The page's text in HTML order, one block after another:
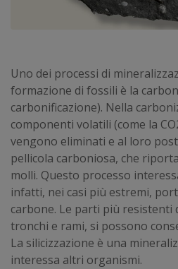
Uno dei processi di
formazione di fossili è la
carbonificazione). Nella
componenti volatili (come la
vengono eliminati e al loro
pellicola carboniosa, che
molli. Questo processo
infatti, nei casi più estremi,
carbone. Le parti più resistenti
tronchi e rami, si possono
La silicizzazione è una
interessa altri organismi.